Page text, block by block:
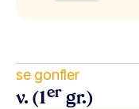
se gonfler
v. (1er gr.)